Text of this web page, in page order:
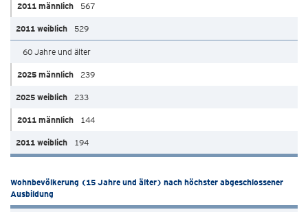
567
529
60 Jahre und älter
239
233
144
194
Wohnbevölkerung (15 Jahre und älter) nach höchster abgeschlossener
Ausbildung